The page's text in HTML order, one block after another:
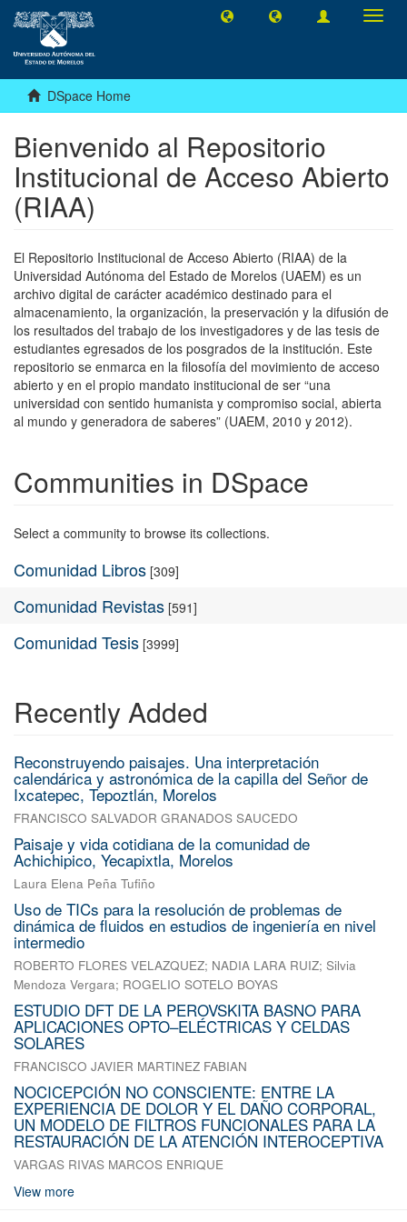
DSpace Home
Bienvenido al Repositorio
Institucional de Acceso Abierto
(RIAA)
El Repositorio Institucional de Acceso Abierto (RIAA) de la
Universidad Autónoma del Estado de Morelos (UAEM) es un
archivo digital de carácter académico destinado para el
almacenamiento, la organización, la preservación y la difusión de
los resultados del trabajo de los investigadores y de las tesis de
estudiantes egresados de los posgrados de la institución. Este
repositorio se enmarca en la filosofía del movimiento de acceso
abierto y en el propio mandato institucional de ser “una
universidad con sentido humanista y compromiso social, abierta
al mundo y generadora de saberes” (UAEM, 2010 y 2012).
Communities in DSpace
Select a community to browse its collections.
Comunidad Libros [309]
Comunidad Revistas [591]
Comunidad Tesis [3999]
Recently Added
Reconstruyendo paisajes. Una interpretación
calendárica y astronómica de la capilla del Señor de
Ixcatepec, Tepoztlán, Morelos
FRANCISCO SALVADOR GRANADOS SAUCEDO
Paisaje y vida cotidiana de la comunidad de
Achichipico, Yecapixtla, Morelos
Laura Elena Peña Tufiño
Uso de TICs para la resolución de problemas de
dinámica de fluidos en estudios de ingeniería en nivel
intermedio
ROBERTO FLORES VELAZQUEZ; NADIA LARA RUIZ; Silvia
Mendoza Vergara; ROGELIO SOTELO BOYAS
ESTUDIO DFT DE LA PEROVSKITA BASNO PARA
APLICACIONES OPTO–ELÉCTRICAS Y CELDAS
SOLARES
FRANCISCO JAVIER MARTINEZ FABIAN
NOCICEPCIÓN NO CONSCIENTE: ENTRE LA
EXPERIENCIA DE DOLOR Y EL DAÑO CORPORAL,
UN MODELO DE FILTROS FUNCIONALES PARA LA
RESTAURACIÓN DE LA ATENCIÓN INTEROCEPTIVA
VARGAS RIVAS MARCOS ENRIQUE
View more